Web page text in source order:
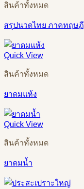
สินค้าทั้งหมด
สรุปนวดไทย ภาคทฤษฏี
Quick View
สินค้าทั้งหมด
ยาดมแห้ง
Quick View
สินค้าทั้งหมด
ยาดมน้ำ